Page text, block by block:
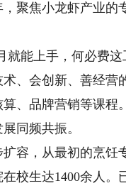
聚焦小龙虾产业
能上手，何必费这
、会创新、善经营
、品牌营销等课程
同频共振。
，从最初的烹饪
校生达1400余人。